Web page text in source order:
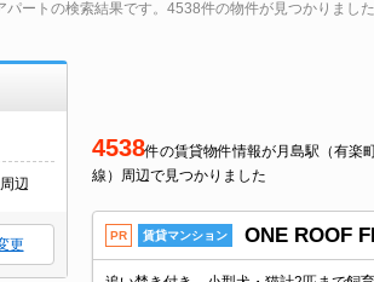
パートの検索結果です。4538件の物件が見つかりまし
辺
更
4538件の賃貸物件情報が月島駅（有楽
線）周辺で見つかりました
PR 賃貸マンション ONE ROOF